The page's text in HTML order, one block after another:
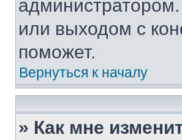
или выходом с
поможет.
Вернуться к началу
» Как мне